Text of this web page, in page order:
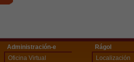
Administración-e
Oficina Virtual
Rágol
Localización